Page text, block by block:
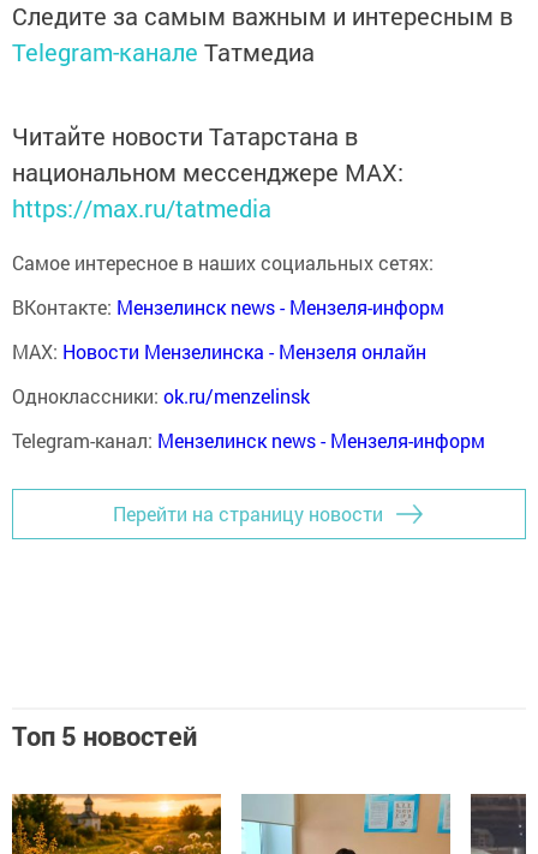
Следите за самым важным и интересным в
Telegram-канале Татмедиа
Читайте новости Татарстана в
национальном мессенджере MАХ:
https://max.ru/tatmedia
Самое интересное в наших социальных сетях:
ВКонтакте: Мензелинск news - Мензеля-информ
MAX: Новости Мензелинска - Мензеля онлайн
Одноклассники: ok.ru/menzelinsk
Telegram-канал: Мензелинск news - Мензеля-информ
Перейти на страницу новости
Топ 5 новостей